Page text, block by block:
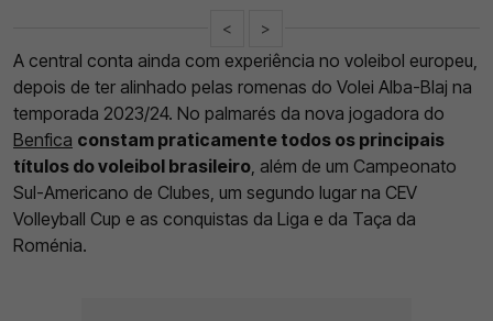
< >
A central conta ainda com experiência no voleibol europeu,
depois de ter alinhado pelas romenas do Volei Alba-Blaj na
temporada 2023/24. No palmarés da nova jogadora do
Benfica constam praticamente todos os principais
títulos do voleibol brasileiro , além de um Campeonato
Sul-Americano de Clubes, um segundo lugar na CEV
Volleyball Cup e as conquistas da Liga e da Taça da
Roménia.